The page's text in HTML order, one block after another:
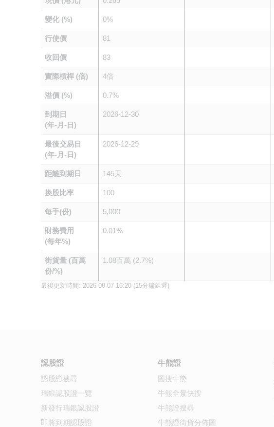
變化 (%) 0%
行使價 81
收回價 83
實際槓桿 (倍) 4倍
溢價 (%) 0.7%
到期日
(年-月-日)
2026-12-30
最後交易日
(年-月-日)
2026-12-29
距離到期日 145天
換股比率 100
每手(份) 5,000
財務費用
(每年%)
0.01%
街貨量 (百萬
份/%)
1.08百萬 (2.7%)
最後更新時間: 2026-08-07 16:20 (15分鐘延遲)
認股證
認股證搜尋
瑞銀認股證一覽
新發行瑞銀認股證
即將到期認股證
牛熊證
圖搜牛熊
牛熊全景快搜
牛熊證搜尋
牛熊證街貨分佈圖